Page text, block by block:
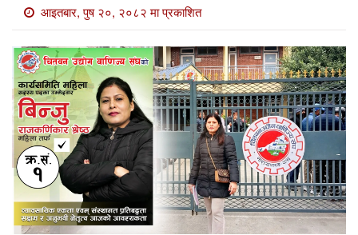
आइतबार, पुष २०, २०८२ मा प्रकाशित